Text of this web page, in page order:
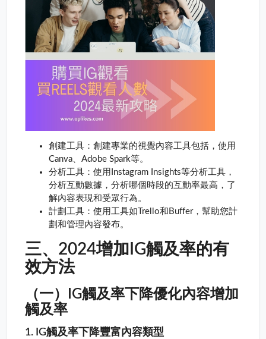
創建工具：創建專業的視覺內容工具包括，使用
Canva、Adobe Spark等。
分析工具：使用Instagram Insights等分析工具，
分析互動數據，分析哪個時段的互動率最高，了
解內容表現和受眾行為。
計劃工具：使用工具如Trello和Buffer，幫助您計
劃和管理內容發布。
三、2024增加IG觸及率的有
效方法
（一）IG觸及率下降優化內容增加
觸及率
1. IG觸及率下降豐富內容類型